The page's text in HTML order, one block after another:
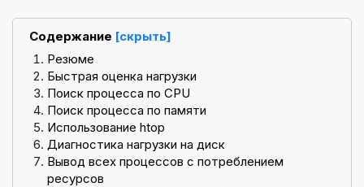
Содержание [скрыть]
Резюме
Быстрая оценка нагрузки
Поиск процесса по CPU
Поиск процесса по памяти
Использование htop
Диагностика нагрузки на диск
Вывод всех процессов с потреблением
ресурсов